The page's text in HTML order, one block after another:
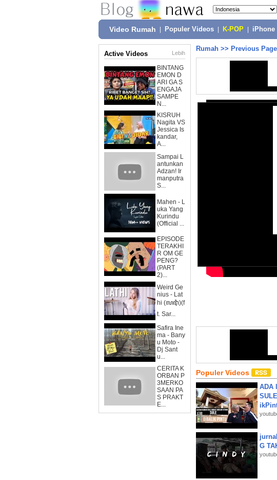
Video Rumah Populer Videos K-POP iPhone
Active Videos Lebih
BINTANG
EMON D
ARI GA S
ENGAJA
SAMPE
N...
KISRUH
Nagita VS
Jessica Is
kandar,
A...
Sampai L
antunkan
Adzan! Ir
manputra
S...
Mahen - L
uka Yang
Kurindu
(Official ...
EPISODE
TERAKHI
R OM GE
PENG?
(PART
2)...
Weird Ge
nius - Lat
hi (ꦭꦛꦶ)(f
t. Sar...
Safira Ine
ma - Bany
u Moto -
Dj Sant
u...
CERITA K
ORBAN P
3MERKO
SAAN PA
S PRAKT
E...
Rumah >> Previous Page
Populer Videos
ADA
G